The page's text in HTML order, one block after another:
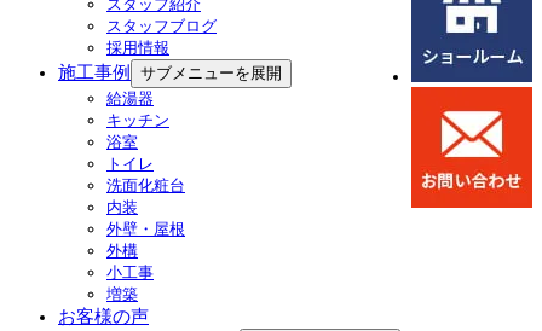
スタッフ紹介
スタッフブログ
採用情報
施工事例
サブメニューを展開
給湯器
キッチン
浴室
トイレ
洗面化粧台
内装
外壁・屋根
外構
小工事
増築
お客様の声